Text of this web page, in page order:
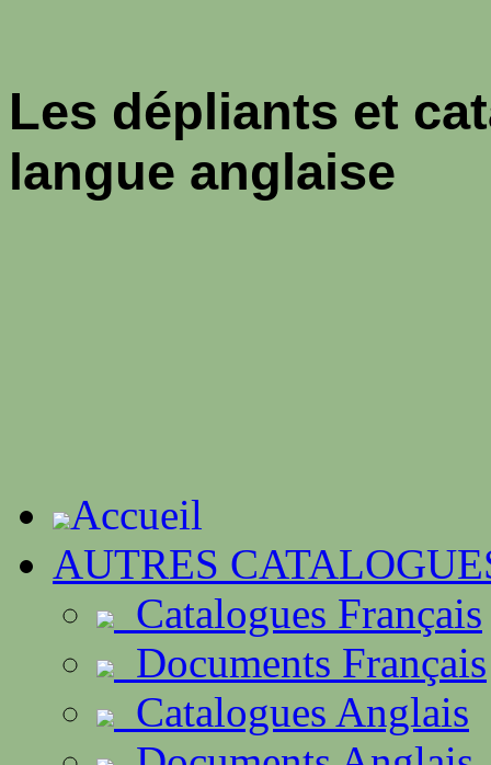
Les dépliants et
langue anglaise
Accueil
AUTRES
Catalogues Français
Documents Français
Catalogues Anglais